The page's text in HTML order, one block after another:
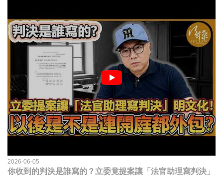
2026-06-05
你收到的判決是誰寫的？立委竟提案讓「法官助理寫判決」